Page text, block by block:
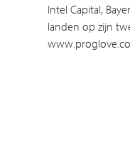
Intel Capital,
landen op zijn